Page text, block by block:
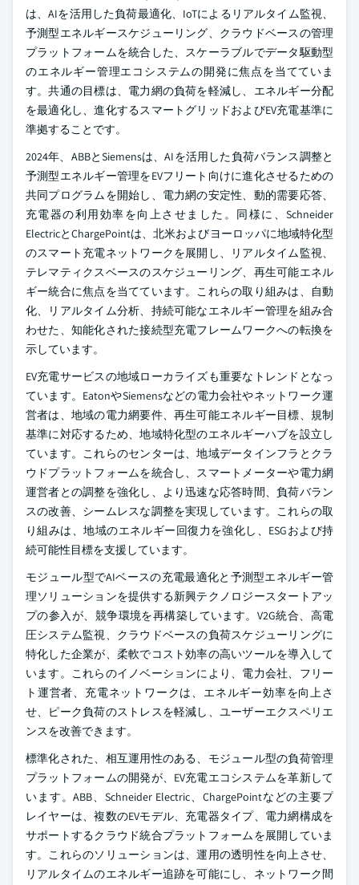
は、AIを活用した負荷最適化、IoTによるリアルタイム監視、
予測型エネルギースケジューリング、クラウドベースの管理
プラットフォームを統合した、スケーラブルでデータ駆動型
のエネルギー管理エコシステムの開発に焦点を当てていま
す。共通の目標は、電力網の負荷を軽減し、エネルギー分配
を最適化し、進化するスマートグリッドおよびEV充電基準に
準拠することです。
2024年、ABBとSiemensは、AIを活用した負荷バランス調整と
予測型エネルギー管理をEVフリート向けに進化させるための
共同プログラムを開始し、電力網の安定性、動的需要応答、
充電器の利用効率を向上させました。同様に、Schneider
ElectricとChargePointは、北米およびヨーロッパに地域特化型
のスマート充電ネットワークを展開し、リアルタイム監視、
テレマティクスベースのスケジューリング、再生可能エネル
ギー統合に焦点を当てています。これらの取り組みは、自動
化、リアルタイム分析、持続可能なエネルギー管理を組み合
わせた、知能化された接続型充電フレームワークへの転換を
示しています。
EV充電サービスの地域ローカライズも重要なトレンドとなっ
ています。EatonやSiemensなどの電力会社やネットワーク運
営者は、地域の電力網要件、再生可能エネルギー目標、規制
基準に対応するため、地域特化型のエネルギーハブを設立し
ています。これらのセンターは、地域データインフラとクラ
ウドプラットフォームを統合し、スマートメーターや電力網
運営者との調整を強化し、より迅速な応答時間、負荷バラン
スの改善、シームレスな調整を実現しています。これらの取
り組みは、地域のエネルギー回復力を強化し、ESGおよび持
続可能性目標を支援しています。
モジュール型でAIベースの充電最適化と予測型エネルギー管
理ソリューションを提供する新興テクノロジースタートアッ
プの参入が、競争環境を再構築しています。V2G統合、高電
圧システム監視、クラウドベースの負荷スケジューリングに
特化した企業が、柔軟でコスト効率の高いツールを導入して
います。これらのイノベーションにより、電力会社、フリー
ト運営者、充電ネットワークは、エネルギー効率を向上さ
せ、ピーク負荷のストレスを軽減し、ユーザーエクスペリエ
ンスを改善できます。
標準化された、相互運用性のある、モジュール型の負荷管理
プラットフォームの開発が、EV充電エコシステムを革新して
います。ABB、Schneider Electric、ChargePointなどの主要プ
レイヤーは、複数のEVモデル、充電器タイプ、電力網構成を
サポートするクラウド統合プラットフォームを展開していま
す。これらのソリューションは、運用の透明性を向上させ、
リアルタイムのエネルギー追跡を可能にし、ネットワーク間